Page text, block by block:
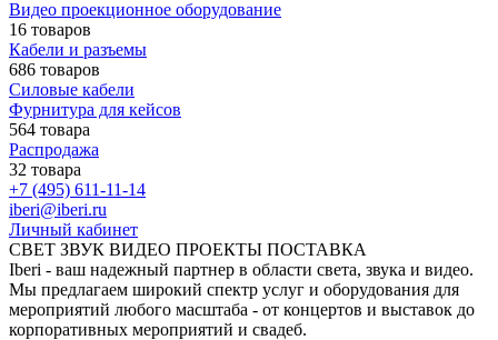
Видео проекционное оборудование
16 товаров
Кабели и разъемы
686 товаров
Силовые кабели
Фурнитура для кейсов
564 товара
Распродажа
32 товара
+7 (495) 611-11-14
iberi@iberi.ru
Личный кабинет
СВЕТ ЗВУК ВИДЕО ПРОЕКТЫ ПОСТАВКА
Iberi - ваш надежный партнер в области света, звука и видео.
Мы предлагаем широкий спектр услуг и оборудования для
мероприятий любого масштаба - от концертов и выставок до
корпоративных мероприятий и свадеб.